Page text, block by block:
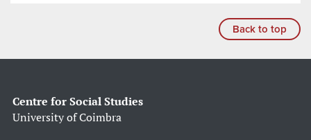
Back to top
Centre for Social Studies
University of Coimbra